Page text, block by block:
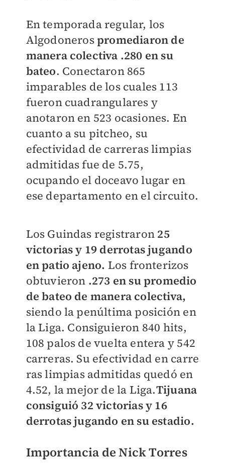
En temporada regular, los
Algodonerospromediaron de
manera colectiva .280 en su
bateo. Conectaron 865
imparables de los cuales 113
fueron cuadrangulares y
anotaron en 523 ocasiones. En
cuanto a su pitcheo, su
efectividad de carreras limpias
admitidas fue de 5.75,
ocupando el doceavo lugar en
ese departamento en el circuito.
Los Guindas registraron 25
victorias y 19 derrotas jugando
en patio ajeno. Los fronterizos
obtuvieron .273 en su promedio
de bateo de manera colectiva,
siendo la penúltima posición en
la Liga. Consiguieron 840 hits,
108 palos de vuelta entera y 542
carreras. Su efectividad en carre
ras limpias admitidas quedó en
4.52, la mejor de la Liga.Tijuana
consiguió 32 victorias y 16
derrotas jugando en su estadio.
Importancia de Nick Torres